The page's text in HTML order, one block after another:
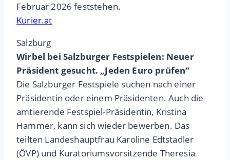
Februar 2026 feststehen.
Kurier.at
Salzburg
Wirbel bei Salzburger Festspielen: Neuer
Präsident gesucht. „Jeden Euro prüfen“
Die Salzburger Festspiele suchen nach einer
Präsidentin oder einem Präsidenten. Auch die
amtierende Festspiel-Präsidentin, Kristina
Hammer, kann sich wieder bewerben. Das
teilten Landeshauptfrau Karoline Edtstadler
(ÖVP) und Kuratoriumsvorsitzende Theresia